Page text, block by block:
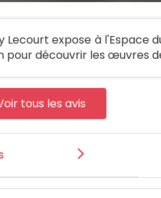
Lecourt expose à l'Espace
pour découvrir les œuvres
tous les avis